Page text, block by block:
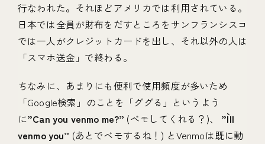
行なわれた。 それほどアメリカでは利用されている。
日本では全員が財布をだすところをサンフランシスコ
では一人がクレジットカードを出し、それ以外の人は
「スマホ送金」で終わる。
ちなみに、あまりにも便利で使用頻度が多いため
「Google検索」のことを「ググる」というよう
に”Can you venmo me?” (ベモしてくれる？)、
”I`ll
venmo you” (あとでベモするね！) とVenmoは既に動